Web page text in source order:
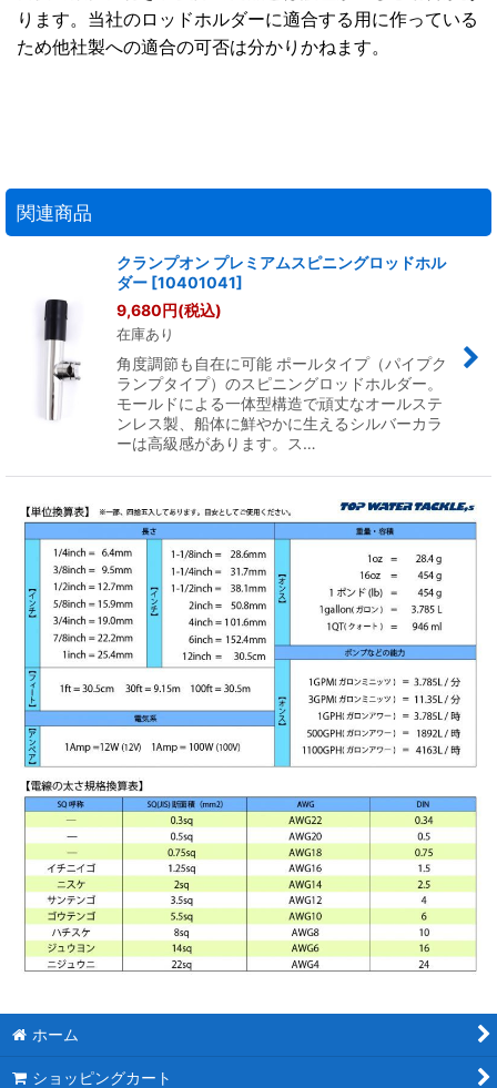
ります。当社のロッドホルダーに適合する用に作っている
ため他社製への適合の可否は分かりかねます。
関連商品
クランプオン プレミアムスピニングロッドホル
ダー [10401041]
9,680円(税込)
在庫あり
角度調節も自在に可能 ポールタイプ（パイプク
ランプタイプ）のスピニングロッドホルダー。
モールドによる一体型構造で頑丈なオールステ
ンレス製、船体に鮮やかに生えるシルバーカラ
ーは高級感があります。ス…
ホーム
ショッピングカート